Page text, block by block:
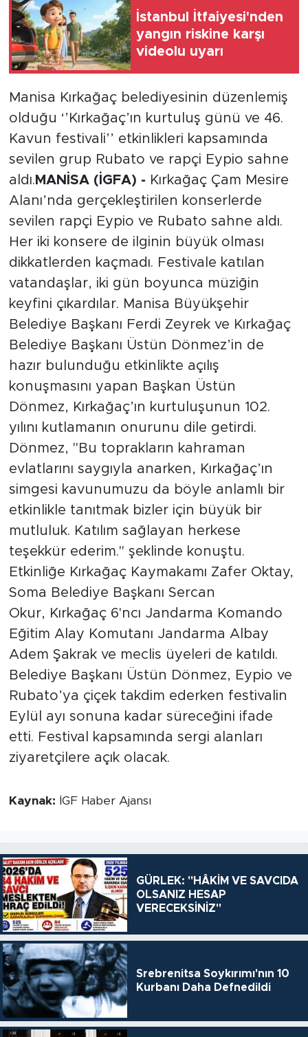
İstanbul İtfaiyesi'nden
yangın riskine karşı
videolu uyarı
Manisa Kırkağaç belediyesinin düzenlemiş
olduğu ‘’Kırkağaç’ın kurtuluş günü ve 46.
Kavun festivali’’ etkinlikleri kapsamında
sevilen grup Rubato ve rapçi Eypio sahne
aldı. MANİSA (İGFA) - Kırkağaç Çam Mesire
Alanı’nda gerçekleştirilen konserlerde
sevilen rapçi Eypio ve Rubato sahne aldı.
Her iki konsere de ilginin büyük olması
dikkatlerden kaçmadı. Festivale katılan
vatandaşlar, iki gün boyunca müziğin
keyfini çıkardılar. Manisa Büyükşehir
Belediye Başkanı Ferdi Zeyrek ve Kırkağaç
Belediye Başkanı Üstün Dönmez’in de
hazır bulunduğu etkinlikte açılış
konuşmasını yapan Başkan Üstün
Dönmez, Kırkağaç’ın kurtuluşunun 102.
yılını kutlamanın onurunu dile getirdi.
Dönmez, "Bu toprakların kahraman
evlatlarını saygıyla anarken, Kırkağaç’ın
simgesi kavunumuzu da böyle anlamlı bir
etkinlikle tanıtmak bizler için büyük bir
mutluluk. Katılım sağlayan herkese
teşekkür ederim." şeklinde konuştu.
Etkinliğe Kırkağaç Kaymakamı Zafer Oktay,
Soma Belediye Başkanı Sercan
Okur, Kırkağaç 6'ncı Jandarma Komando
Eğitim Alay Komutanı Jandarma Albay
Adem Şakrak ve meclis üyeleri de katıldı.
Belediye Başkanı Üstün Dönmez, Eypio ve
Rubato’ya çiçek takdim ederken festivalin
Eylül ayı sonuna kadar süreceğini ifade
etti. Festival kapsamında sergi alanları
ziyaretçilere açık olacak.
Kaynak: İGF Haber Ajansı
GÜRLEK: "HÂKİM VE SAVCIDA
OLSANIZ HESAP
VERECEKSİNİZ"
Srebrenitsa Soykırımı'nın 10
Kurbanı Daha Defnedildi